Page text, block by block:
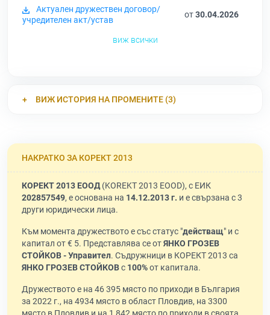
Актуален дружествен договор/
учредителен акт/устав
от30.04.2026
виж всички
ВИЖ ИСТОРИЯ НА ПРОМЕНИТЕ (3)
НАКРАТКО ЗА КОРЕКТ 2013
КОРЕКТ 2013 ЕООД(KOREKT 2013 EOOD), с ЕИК
202857549, е основана на 14.12.2013 г. и е свързана с 3
други юридически лица.
Към момента дружеството е със статус "действащ" и с
капитал от € 5. Представлява се отЯНКО ГРОЗЕВ
СТОЙКОВ - Управител. Съдружници в КОРЕКТ 2013 са
ЯНКО ГРОЗЕВ СТОЙКОВс 100%от капитала.
Дружеството е на 46 395 място по приходи в България
за 2022 г., на 4934 място в област Пловдив, на 3300